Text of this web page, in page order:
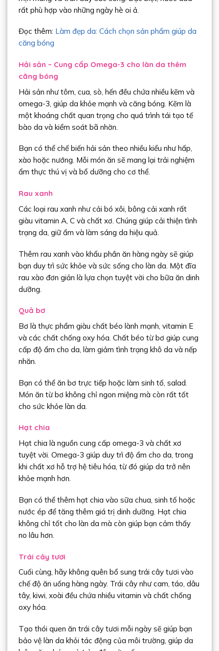
rất phù hợp vào những ngày hè oi ả.
Đọc thêm: Làm đẹp da: Cách chọn sản phẩm giúp da
căng bóng
Hải sản – Cung cấp Omega-3 cho làn da thêm
căng bóng
Hải sản như tôm, cua, sò, hến đều chứa nhiều kẽm và
omega-3, giúp da khỏe mạnh và căng bóng. Kẽm là
một khoáng chất quan trọng cho quá trình tái tạo tế
bào da và kiểm soát bã nhờn.
Bạn có thể chế biến hải sản theo nhiều kiểu như hấp,
xào hoặc nướng. Mỗi món ăn sẽ mang lại trải nghiệm
ẩm thực thú vị và bổ dưỡng cho cơ thể.
Rau xanh
Các loại rau xanh như cải bó xôi, bông cải xanh rất
giàu vitamin A, C và chất xơ. Chúng giúp cải thiện tình
trạng da, giữ ẩm và làm sáng da hiệu quả.
Thêm rau xanh vào khẩu phần ăn hàng ngày sẽ giúp
bạn duy trì sức khỏe và sức sống cho làn da. Một đĩa
rau xào đơn giản là lựa chọn tuyệt vời cho bữa ăn dinh
dưỡng.
Quả bơ
Bơ là thực phẩm giàu chất béo lành mạnh, vitamin E
và các chất chống oxy hóa. Chất béo từ bơ giúp cung
cấp độ ẩm cho da, làm giảm tình trạng khô da và nếp
nhăn.
Bạn có thể ăn bơ trực tiếp hoặc làm sinh tố, salad.
Món ăn từ bơ không chỉ ngon miệng mà còn rất tốt
cho sức khỏe làn da.
Hạt chia
Hạt chia là nguồn cung cấp omega-3 và chất xơ
tuyệt vời. Omega-3 giúp duy trì độ ẩm cho da, trong
khi chất xơ hỗ trợ hệ tiêu hóa, từ đó giúp da trở nên
khỏe mạnh hơn.
Bạn có thể thêm hạt chia vào sữa chua, sinh tố hoặc
nước ép để tăng thêm giá trị dinh dưỡng. Hạt chia
không chỉ tốt cho làn da mà còn giúp bạn cảm thấy
no lâu hơn.
Trái cây tươi
Cuối cùng, hãy không quên bổ sung trái cây tươi vào
chế độ ăn uống hàng ngày. Trái cây như cam, táo, dâu
tây, kiwi, xoài đều chứa nhiều vitamin và chất chống
oxy hóa.
Tạo thói quen ăn trái cây tươi mỗi ngày sẽ giúp bạn
bảo vệ làn da khỏi tác động của môi trường, giúp da